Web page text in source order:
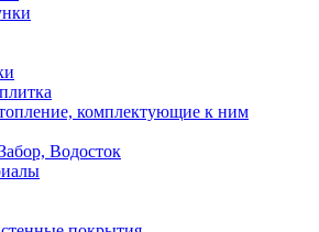
комплектующие к ним
Водосток